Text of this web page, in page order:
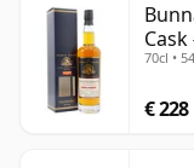
70cl •
€ 228